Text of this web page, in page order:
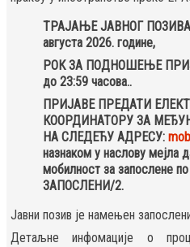
ТРАЈАЊЕ ЈАВНОГ ПОЗИВА:
августа 2026. године,
РОК ЗА ПОДНОШЕЊЕ
до 23:59 часова..
ПРИЈАВЕ ПРЕДАТИ
КООРДИНАТОРУ ЗА
НА СЛЕДЕЋУ АДРЕСУ:
назнаком у наслову мејла
мобилност за запослене
ЗАПОСЛЕНИ/2.
Јавни позив је намењен
Детаљне инфомације о